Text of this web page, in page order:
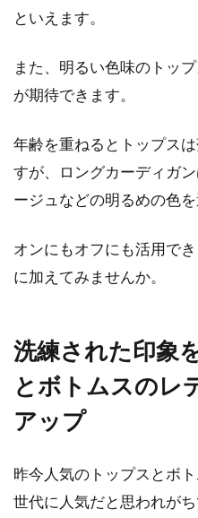
デニムパ
コスパ
ユニク
ニクロor
ニクロの...
テーパ
デ！お
といえます。
また、明るい色味のトッ
が期待できます。
年齢を重ねるとトップス
すが、ロングカーディガ
ージュなどの明るめの色
オンにもオフにも活用で
に加えてみませんか。
洗練された印象
とボトムスのレ
アップ
昨今人気のトップスとボ
世代に人気だと思われが